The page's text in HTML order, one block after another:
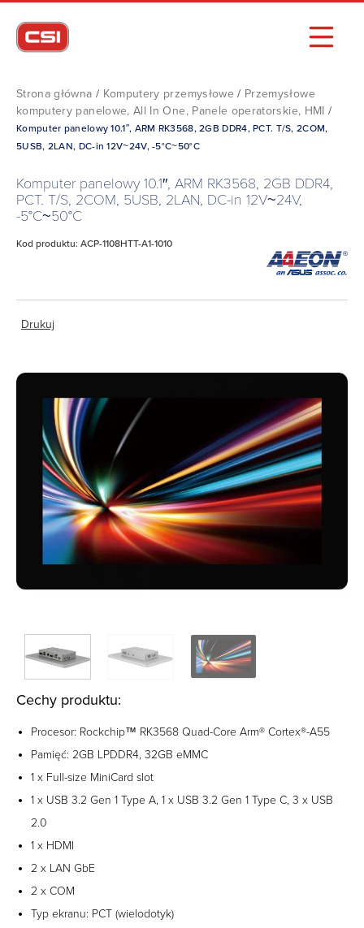
Strona główna / Komputery przemysłowe / Przemysłowe
komputery panelowe, All In One, Panele operatorskie, HMI /
Komputer panelowy 10.1″, ARM RK3568, 2GB DDR4, PCT. T/S, 2COM,
5USB, 2LAN, DC-in 12V~24V, -5°C~50°C
Komputer panelowy 10.1″, ARM RK3568, 2GB DDR4,
PCT. T/S, 2COM, 5USB, 2LAN, DC-in 12V~24V,
-5°C~50°C
Kod produktu: ACP-1108HTT-A1-1010
Drukuj
Cechy produktu:
Procesor: Rockchip™ RK3568 Quad-Core Arm® Cortex®-A55
Pamięć: 2GB LPDDR4, 32GB eMMC
1 x Full-size MiniCard slot
1 x USB 3.2 Gen 1 Type A, 1 x USB 3.2 Gen 1 Type C, 3 x USB
2.0
1 x HDMI
2 x LAN GbE
2 x COM
Typ ekranu: PCT (wielodotyk)